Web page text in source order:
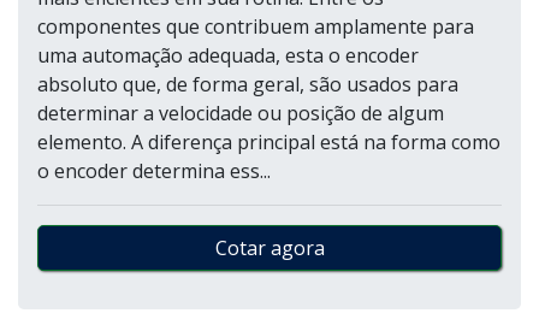
componentes que contribuem amplamente para
uma automação adequada, esta o encoder
absoluto que, de forma geral, são usados para
determinar a velocidade ou posição de algum
elemento. A diferença principal está na forma como
o encoder determina ess...
Cotar agora